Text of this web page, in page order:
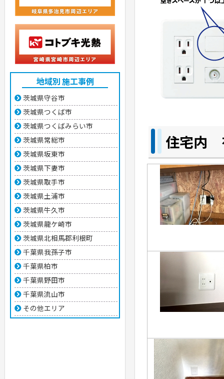
地域別 施工事例
茨城県守谷市
茨城県つくば市
茨城県つくばみらい市
茨城県常総市
茨城県坂東市
茨城県下妻市
茨城県取手市
茨城県土浦市
茨城県牛久市
茨城県龍ケ崎市
茨城県北相馬郡利根町
千葉県我孫子市
千葉県柏市
千葉県野田市
千葉県流山市
その他エリア
住宅内